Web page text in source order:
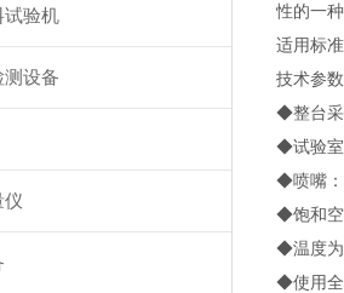
试验机
测设备
仪
性的一
适用标
技术参数
◆整台采
◆试验室
◆喷嘴：
◆饱和空
◆温度为
◆使用全